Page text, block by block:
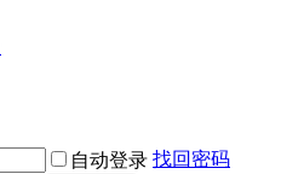
自动登录 找回密码